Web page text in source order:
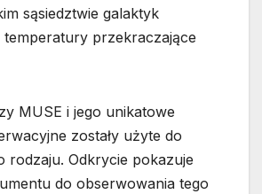
sąsiedztwie galaktyk
temperatury przekraczające
MUSE i jego unikatowe
zostały użyte do
rodzaju. Odkrycie pokazuje
do obserwowania tego